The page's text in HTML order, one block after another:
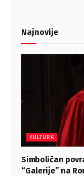
Najnovije
KULTURA
Simboličan
“Galerije” na